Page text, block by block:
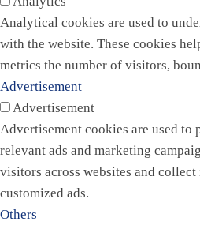
Analytical cookies are used to
with the website. These cookies
metrics the number of visitors,
Advertisement
Advertisement
Advertisement cookies are used
relevant ads and marketing
visitors across websites and
customized ads.
Others